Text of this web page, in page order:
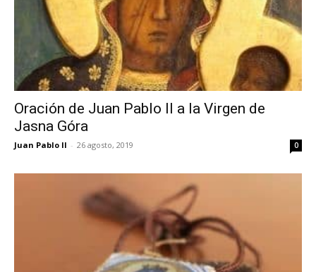
Oración de Juan Pablo II a la Virgen de
Jasna Góra
Juan Pablo II - 26 agosto, 2019 0